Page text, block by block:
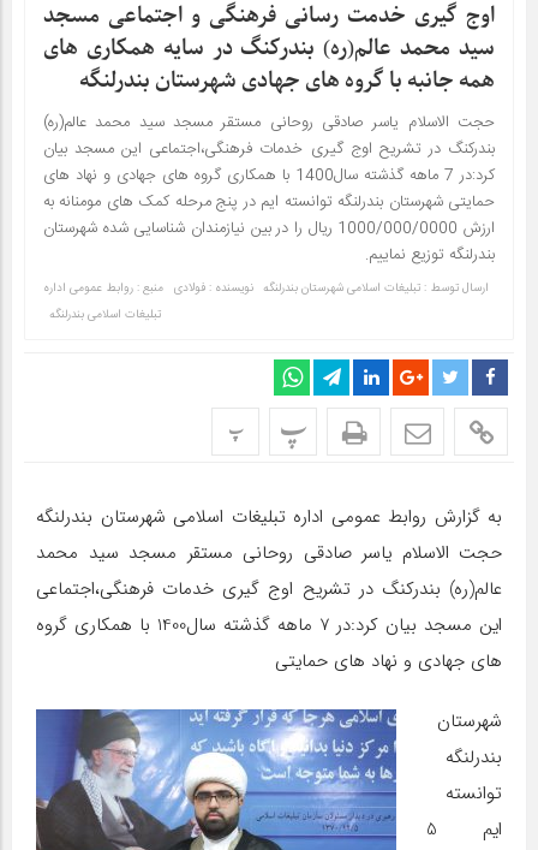
اوج گیری خدمت رسانی فرهنگی و اجتماعی مسجد
سید محمد عالم(ره) بندرکنگ در سایه همکاری های
همه جانبه با گروه های جهادی شهرستان بندرلنگه
حجت الاسلام یاسر صادقی روحانی مستقر مسجد سید محمد عالم(ره)
بندرکنگ در تشریح اوج گیری خدمات فرهنگی،اجتماعی این مسجد بیان
کرد:در 7 ماهه گذشته سال1400 با همکاری گروه های جهادی و نهاد های
حمایتی شهرستان بندرلنگه توانسته ایم در پنج مرحله کمک های مومنانه به
ارزش 1000/000/0000 ریال را در بین نیازمندان شناسایی شده شهرستان
بندرلنگه توزیع نماییم.
ارسال توسط : تبلیغات اسلامی شهرستان بندرلنگه نویسنده : فولادی منبع : روابط عمومی اداره
تبلیغات اسلامی بندرلنگه
پ پ
به گزارش روابط عمومی اداره تبلیغات اسلامی شهرستان بندرلنگه
حجت الاسلام یاسر صادقی روحانی مستقر مسجد سید محمد
عالم(ره) بندرکنگ در تشریح اوج گیری خدمات فرهنگی،اجتماعی
این مسجد بیان کرد:در 7 ماهه گذشته سال1400 با همکاری گروه
های جهادی و نهاد های حمایتی
شهرستان
بندرلنگه
توانسته
ایم 5